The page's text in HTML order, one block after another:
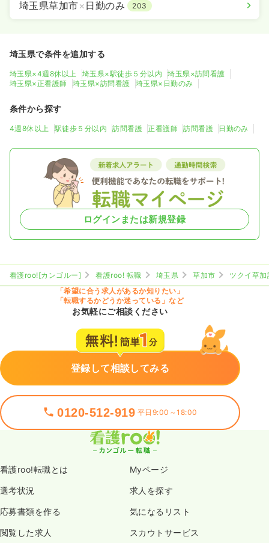
埼玉県草加市× 日勤のみ 203
埼玉県で条件を追加する
埼玉県×4週8休以上 埼玉県×駅徒歩５分以内
埼玉県×訪問看護
埼玉県×正看護師
埼玉県×訪問看護 埼玉県×日勤のみ
条件から探す
4週8休以上 駅徒歩５分以内 訪問看護 正看護師 訪問看護 日勤のみ
ログインまたは新規登録
看護roo![カンゴルー] 看護roo! 転職 埼玉県 草加市
ツクイ草
「希望に合う求人があるか知りたい」
「転職するかどうか迷っている」など
お気軽にご相談ください
登録して相談してみる
0120-512-919 平日9:00～18:00
看護roo!転職とは Myページ
選考状況 求人を探す
応募書類を作る 気になるリスト
閲覧した求人 スカウトサービス